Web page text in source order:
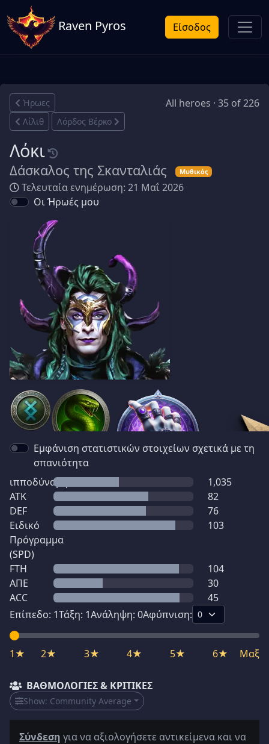
Raven Pyros Είσοδος
Ήρωες All heroes · 35 of 226
Λίλιθ Λόρδος Βέρκο
Λόκι
Δάσκαλος της Σκανταλιάς Μυθικός
Τελευταία ενημέρωση: 21 Μαΐ 2026
Οι Ήρωές μου
Εμφάνιση στατιστικών στοιχείων σχετικά με τη
σπανιότητα
ιπποδύναμη
1,035
ATK
82
DEF
76
Ειδικό
Πρόγραμμα
(SPD)
103
FTH
104
ΑΠΕ
30
ACC
45
Επίπεδο: 1Τάξη: 1Ανάληψη: 0Αφύπνιση:
1★ 2★ 3★ 4★ 5★ 6★ Μαξ
ΒΑΘΜΟΛΟΓΊΕΣ & ΚΡΙΤΙΚΈΣ
Show: Community Average
Σύνδεση για να αξιολογήσετε αντικείμενα και να